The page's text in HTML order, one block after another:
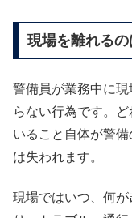
現場を離れる
警備員が業務中に
らない行為です。
いること自体が警
は失われます。
現場ではいつ、何